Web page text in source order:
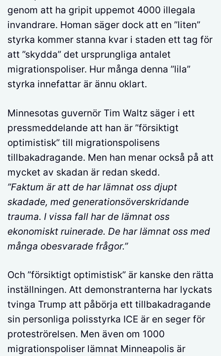
genom att ha gripit uppemot 4000 illegala
invandrare. Homan säger dock att en ”liten”
styrka kommer stanna kvar i staden ett tag för
att ”skydda” det ursprungliga antalet
migrationspoliser. Hur många denna ”lila”
styrka innefattar är ännu oklart.
Minnesotas guvernör Tim Waltz säger i ett
pressmeddelande att han är ”försiktigt
optimistisk” till migrationspolisens
tillbakadragande. Men han menar också på att
mycket av skadan är redan skedd.
”Faktum är att de har lämnat oss djupt
skadade, med generationsöverskridande
trauma. I vissa fall har de lämnat oss
ekonomiskt ruinerade. De har lämnat oss med
många obesvarade frågor.”
Och ”försiktigt optimistisk” är kanske den rätta
inställningen. Att demonstranterna har lyckats
tvinga Trump att påbörja ett tillbakadragande
sin personliga polisstyrka ICE är en seger för
proteströrelsen. Men även om 1000
migrationspoliser lämnat Minneapolis är